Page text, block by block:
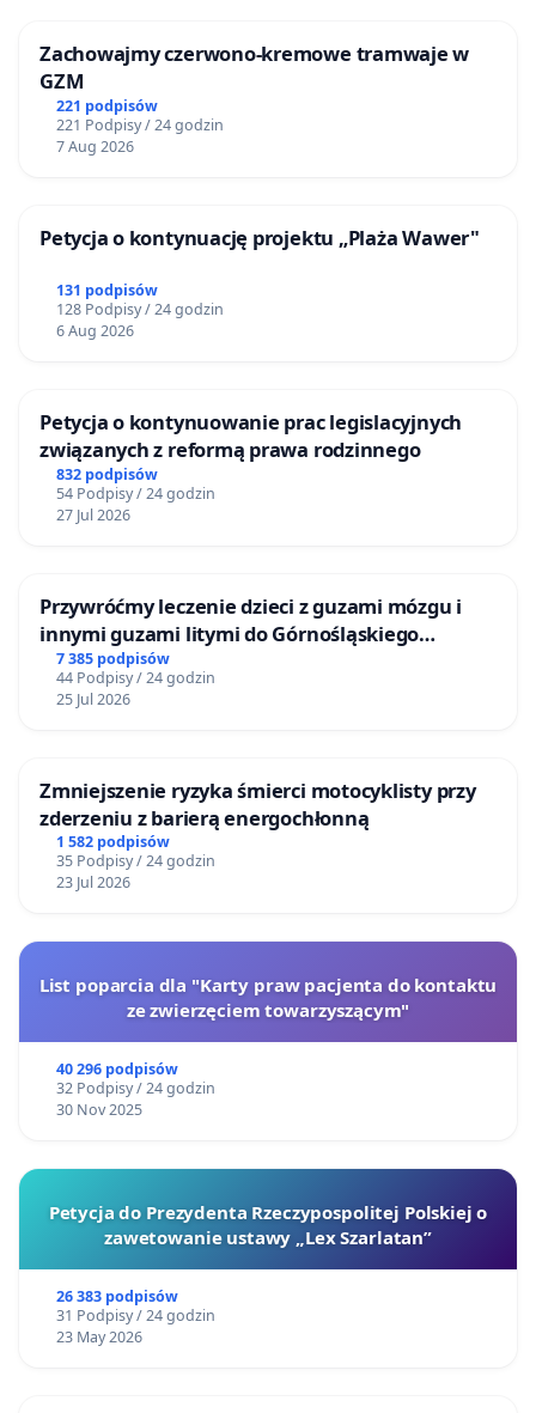
Zachowajmy czerwono-kremowe tramwaje w
GZM
221 podpisów
221 Podpisy / 24 godzin
7 Aug 2026
Petycja o kontynuację projektu „Plaża Wawer"
131 podpisów
128 Podpisy / 24 godzin
6 Aug 2026
Petycja o kontynuowanie prac legislacyjnych
związanych z reformą prawa rodzinnego
832 podpisów
54 Podpisy / 24 godzin
27 Jul 2026
Przywróćmy leczenie dzieci z guzami mózgu i
innymi guzami litymi do Górnośląskiego
Centrum Zdrowia Dziecka w Katowicach
7 385 podpisów
44 Podpisy / 24 godzin
25 Jul 2026
Zmniejszenie ryzyka śmierci motocyklisty przy
zderzeniu z barierą energochłonną
1 582 podpisów
35 Podpisy / 24 godzin
23 Jul 2026
List poparcia dla "Karty praw pacjenta do kontaktu
ze zwierzęciem towarzyszącym"
40 296 podpisów
32 Podpisy / 24 godzin
30 Nov 2025
Petycja do Prezydenta Rzeczypospolitej Polskiej o
zawetowanie ustawy „Lex Szarlatan”
26 383 podpisów
31 Podpisy / 24 godzin
23 May 2026